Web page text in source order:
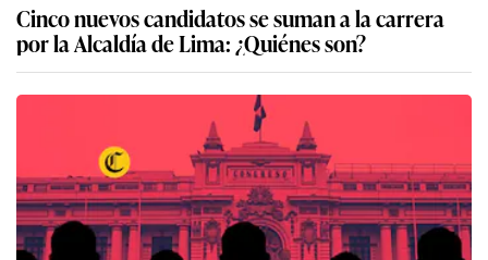
Cinco nuevos candidatos se suman a la carrera
por la Alcaldía de Lima: ¿Quiénes son?